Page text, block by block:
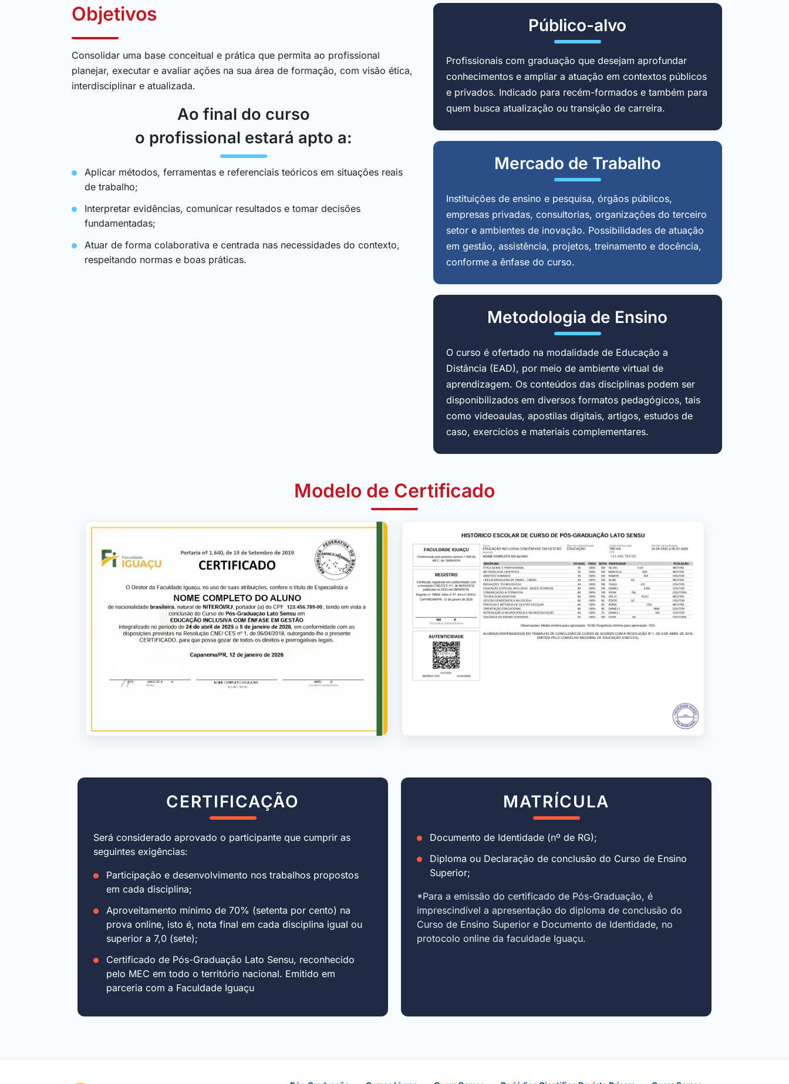
Objetivos
Consolidar uma base conceitual e prática que permita ao profissional
planejar, executar e avaliar ações na sua área de formação, com visão ética,
interdisciplinar e atualizada.
Ao final do curso
o profissional estará apto a:
Aplicar métodos, ferramentas e referenciais teóricos em situações reais
de trabalho;
Interpretar evidências, comunicar resultados e tomar decisões
fundamentadas;
Atuar de forma colaborativa e centrada nas necessidades do contexto,
respeitando normas e boas práticas.
Público-alvo
Profissionais com graduação que desejam aprofundar
conhecimentos e ampliar a atuação em contextos públicos
e privados. Indicado para recém-formados e também para
quem busca atualização ou transição de carreira.
Mercado de Trabalho
Instituições de ensino e pesquisa, órgãos públicos,
empresas privadas, consultorias, organizações do terceiro
setor e ambientes de inovação. Possibilidades de atuação
em gestão, assistência, projetos, treinamento e docência,
conforme a ênfase do curso.
Metodologia de Ensino
O curso é ofertado na modalidade de Educação a
Distância (EAD), por meio de ambiente virtual de
aprendizagem. Os conteúdos das disciplinas podem ser
disponibilizados em diversos formatos pedagógicos, tais
como videoaulas, apostilas digitais, artigos, estudos de
caso, exercícios e materiais complementares.
Modelo de Certificado
CERTIFICAÇÃO
Será considerado aprovado o participante que cumprir as
seguintes exigências:
Participação e desenvolvimento nos trabalhos propostos
em cada disciplina;
Aproveitamento mínimo de 70% (setenta por cento) na
prova online, isto é, nota final em cada disciplina igual ou
superior a 7,0 (sete);
Certificado de Pós-Graduação Lato Sensu, reconhecido
pelo MEC em todo o território nacional. Emitido em
parceria com a Faculdade Iguaçu
MATRÍCULA
Documento de Identidade (nº de RG);
Diploma ou Declaração de conclusão do Curso de Ensino
Superior;
*Para a emissão do certificado de Pós-Graduação, é
imprescindível a apresentação do diploma de conclusão do
Curso de Ensino Superior e Documento de Identidade, no
protocolo online da faculdade Iguaçu.